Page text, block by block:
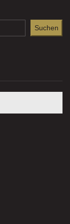
Suchen